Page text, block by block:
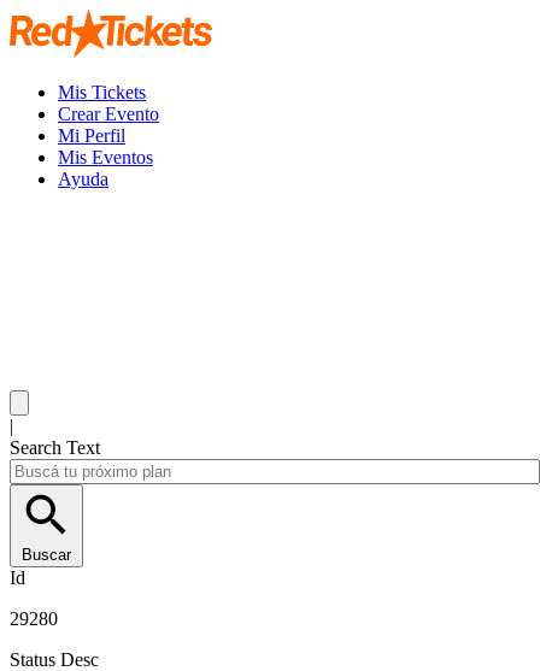
Mis Tickets
Crear Evento
Mi Perfil
Mis Eventos
Ayuda
|
Search Text
Buscar
Id
29280
Status Desc